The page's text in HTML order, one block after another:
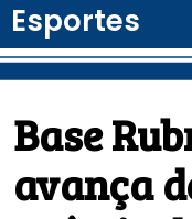
Esportes
Base
avança